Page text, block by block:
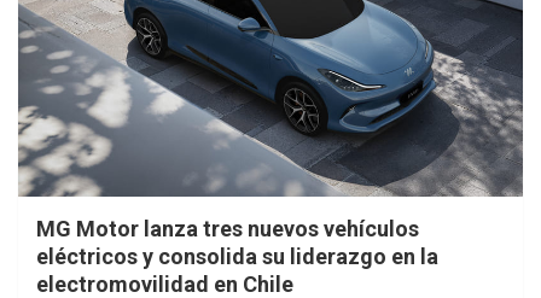
MG Motor lanza tres nuevos vehículos
eléctricos y consolida su liderazgo en la
electromovilidad en Chile